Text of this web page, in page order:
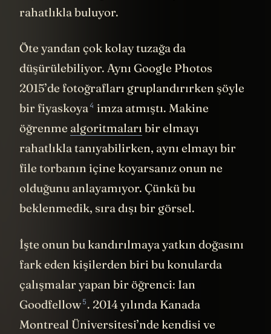
rahatlıkla buluyor.
Öte yandan çok kolay tuzağa da
düşürülebiliyor. Aynı Google Photos
2015’de fotoğrafları gruplandırırken şöyle
bir fiyaskoya4 imza atmıştı. Makine
öğrenme algoritmaları bir elmayı
rahatlıkla tanıyabilirken, aynı elmayı bir
file torbanın içine koyarsanız onun ne
olduğunu anlayamıyor. Çünkü bu
beklenmedik, sıra dışı bir görsel.
İşte onun bu kandırılmaya yatkın doğasını
fark eden kişilerden biri bu konularda
çalışmalar yapan bir öğrenci: Ian
Goodfellow5. 2014 yılında Kanada
Montreal Üniversitesi’nde kendisi ve